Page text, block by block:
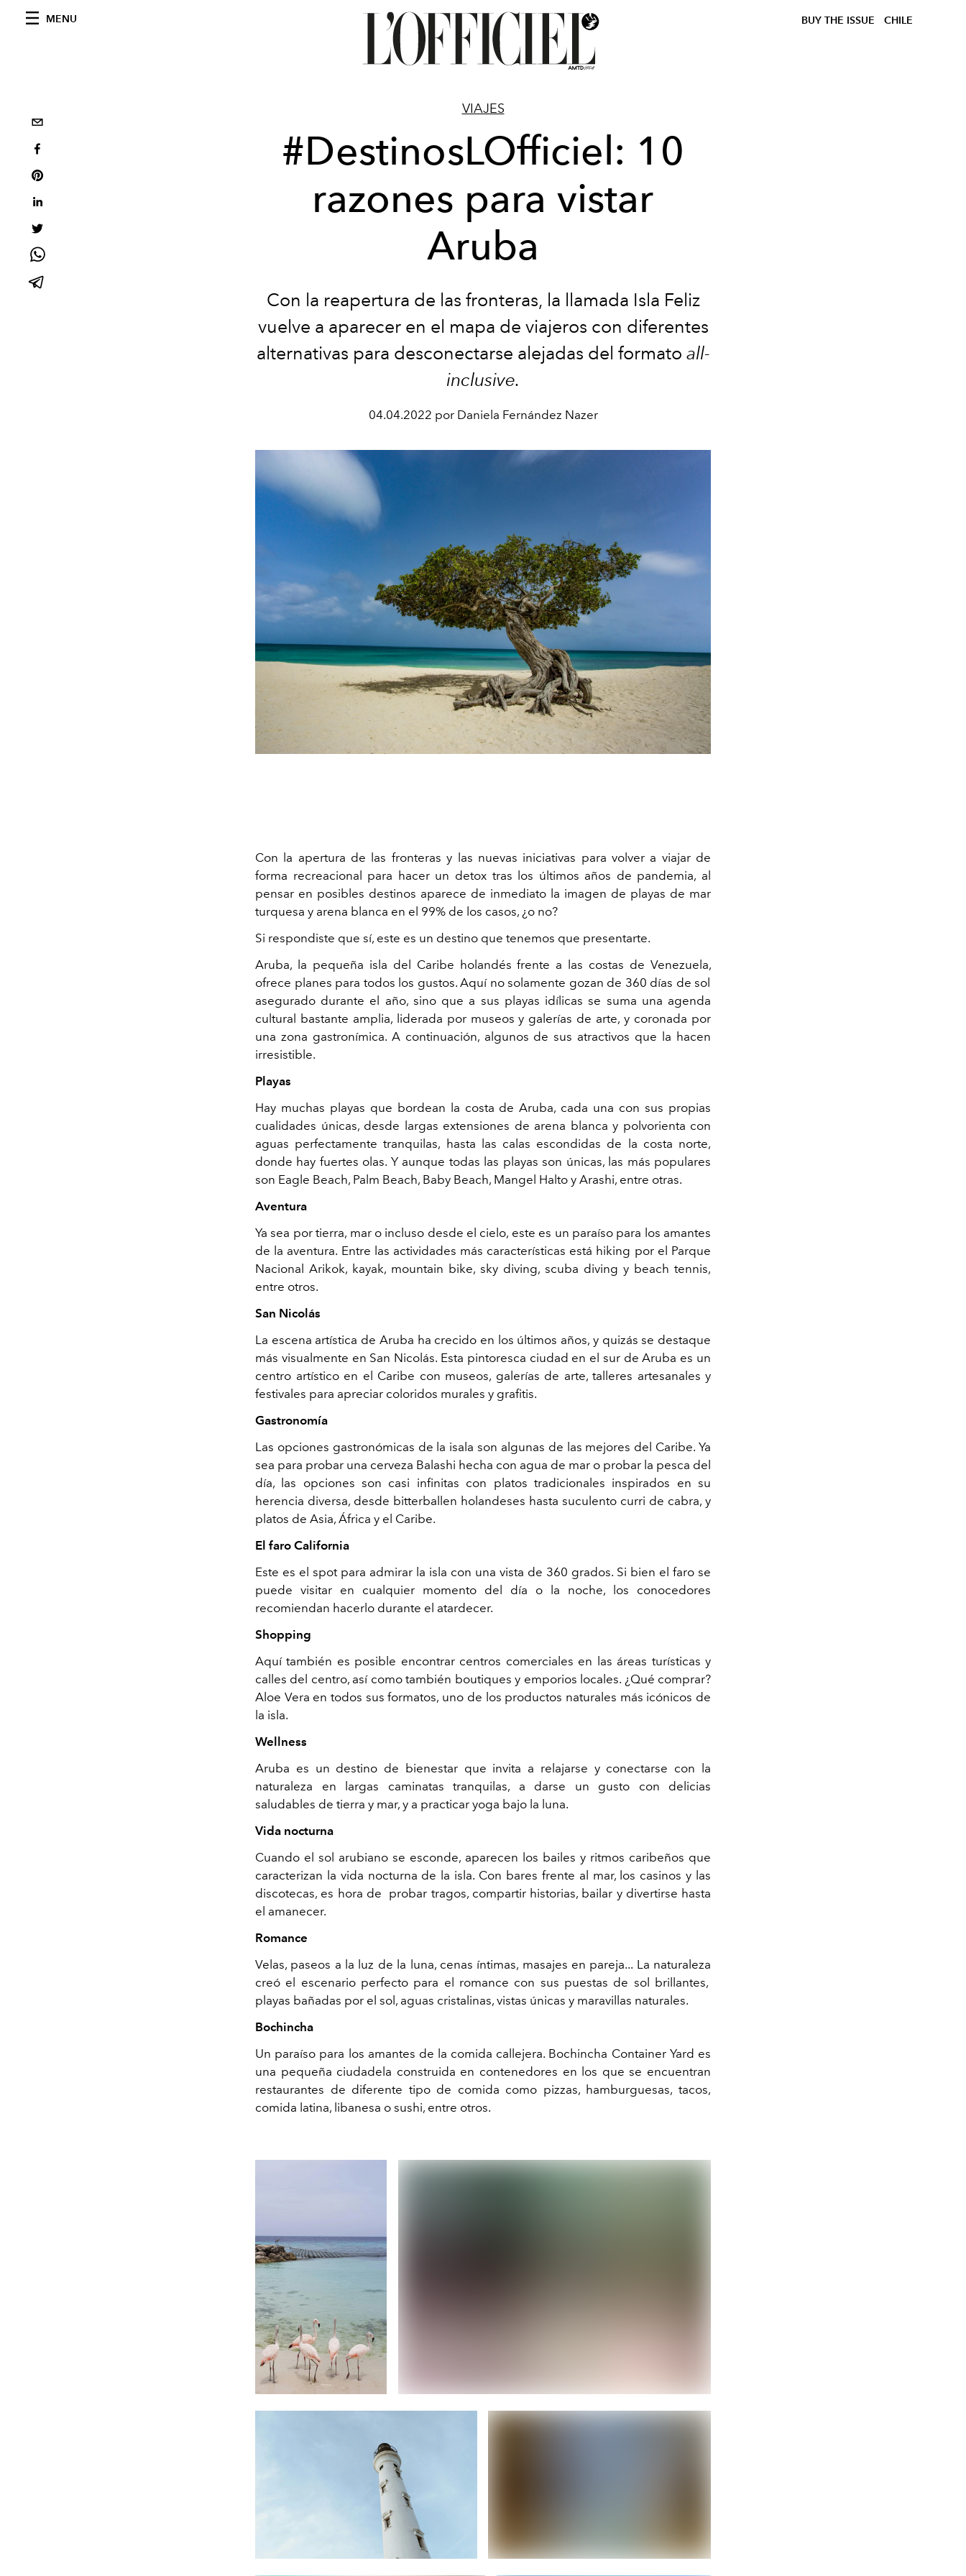
MENU BUY THE ISSUE CHILE
VIAJES
#DestinosLOfficiel: 10
razones para vistar
Aruba
Con la reapertura de las fronteras, la llamada Isla Feliz
vuelve a aparecer en el mapa de viajeros con diferentes
alternativas para desconectarse alejadas del formato all-
inclusive.
04.04.2022 por Daniela Fernández Nazer
Con la apertura de las fronteras y las nuevas iniciativas para volver a viajar de
forma recreacional para hacer un detox tras los últimos años de pandemia, al
pensar en posibles destinos aparece de inmediato la imagen de playas de mar
turquesa y arena blanca en el 99% de los casos, ¿o no?
Si respondiste que sí, este es un destino que tenemos que presentarte.
Aruba, la pequeña isla del Caribe holandés frente a las costas de Venezuela,
ofrece planes para todos los gustos. Aquí no solamente gozan de 360 días de sol
asegurado durante el año, sino que a sus playas idílicas se suma una agenda
cultural bastante amplia, liderada por museos y galerías de arte, y coronada por
una zona gastronímica. A continuación, algunos de sus atractivos que la hacen
irresistible.
Playas
Hay muchas playas que bordean la costa de Aruba, cada una con sus propias
cualidades únicas, desde largas extensiones de arena blanca y polvorienta con
aguas perfectamente tranquilas, hasta las calas escondidas de la costa norte,
donde hay fuertes olas. Y aunque todas las playas son únicas, las más populares
son Eagle Beach, Palm Beach, Baby Beach, Mangel Halto y Arashi, entre otras.
Aventura
Ya sea por tierra, mar o incluso desde el cielo, este es un paraíso para los amantes
de la aventura. Entre las actividades más características está hiking por el Parque
Nacional Arikok, kayak, mountain bike, sky diving, scuba diving y beach tennis,
entre otros.
San Nicolás
La escena artística de Aruba ha crecido en los últimos años, y quizás se destaque
más visualmente en San Nicolás. Esta pintoresca ciudad en el sur de Aruba es un
centro artístico en el Caribe con museos, galerías de arte, talleres artesanales y
festivales para apreciar coloridos murales y grafitis.
Gastronomía
Las opciones gastronómicas de la isala son algunas de las mejores del Caribe. Ya
sea para probar una cerveza Balashi hecha con agua de mar o probar la pesca del
día, las opciones son casi infinitas con platos tradicionales inspirados en su
herencia diversa, desde bitterballen holandeses hasta suculento curri de cabra, y
platos de Asia, África y el Caribe.
El faro California
Este es el spot para admirar la isla con una vista de 360 grados. Si bien el faro se
puede visitar en cualquier momento del día o la noche, los conocedores
recomiendan hacerlo durante el atardecer.
Shopping
Aquí también es posible encontrar centros comerciales en las áreas turísticas y
calles del centro, así como también boutiques y emporios locales. ¿Qué comprar?
Aloe Vera en todos sus formatos, uno de los productos naturales más icónicos de
la isla.
Wellness
Aruba es un destino de bienestar que invita a relajarse y conectarse con la
naturaleza en largas caminatas tranquilas, a darse un gusto con delicias
saludables de tierra y mar, y a practicar yoga bajo la luna.
Vida nocturna
Cuando el sol arubiano se esconde, aparecen los bailes y ritmos caribeños que
caracterizan la vida nocturna de la isla. Con bares frente al mar, los casinos y las
discotecas, es hora de probar tragos, compartir historias, bailar y divertirse hasta
el amanecer.
Romance
Velas, paseos a la luz de la luna, cenas íntimas, masajes en pareja... La naturaleza
creó el escenario perfecto para el romance con sus puestas de sol brillantes,
playas bañadas por el sol, aguas cristalinas, vistas únicas y maravillas naturales.
Bochincha
Un paraíso para los amantes de la comida callejera. Bochincha Container Yard es
una pequeña ciudadela construida en contenedores en los que se encuentran
restaurantes de diferente tipo de comida como pizzas, hamburguesas, tacos,
comida latina, libanesa o sushi, entre otros.